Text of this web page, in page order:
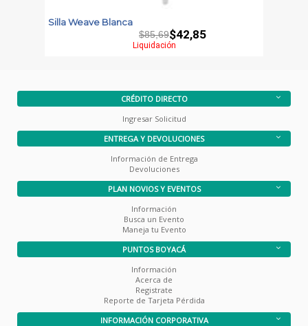
Silla Weave Blanca
$85,69$42,85
Liquidación
CRÉDITO DIRECTO
Ingresar Solicitud
ENTREGA Y DEVOLUCIONES
Información de Entrega
Devoluciones
PLAN NOVIOS Y EVENTOS
Información
Busca un Evento
Maneja tu Evento
PUNTOS BOYACÁ
Información
Acerca de
Registrate
Reporte de Tarjeta Pérdida
INFORMACIÓN CORPORATIVA